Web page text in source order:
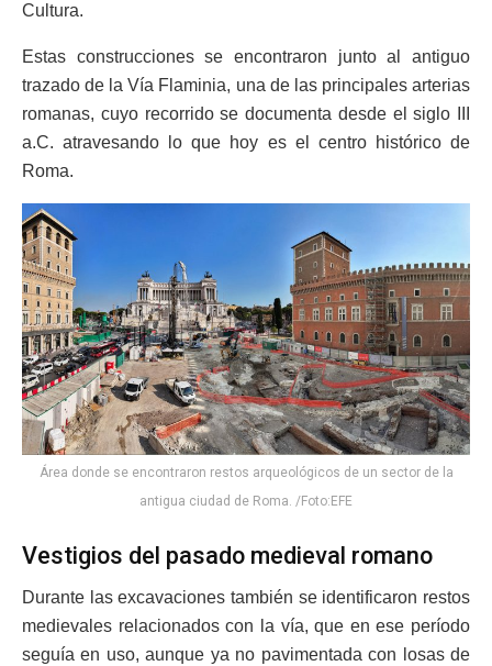
Cultura.
Estas construcciones se encontraron junto al antiguo
trazado de la Vía Flaminia, una de las principales arterias
romanas, cuyo recorrido se documenta desde el siglo III
a.C. atravesando lo que hoy es el centro histórico de
Roma.
Área donde se encontraron restos arqueológicos de un sector de la
antigua ciudad de Roma. /Foto:EFE
Vestigios del pasado medieval romano
Durante las excavaciones también se identificaron restos
medievales relacionados con la vía, que en ese período
seguía en uso, aunque ya no pavimentada con losas de